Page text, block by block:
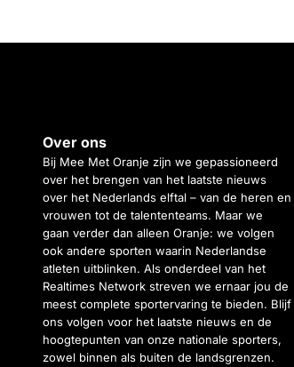
Over ons
Bij Mee Met Oranje zijn we gepassioneerd
over het brengen van het laatste nieuws
over het Nederlands elftal – van de heren en
vrouwen tot de talententeams. Maar we
gaan verder dan alleen Oranje: we volgen
ook andere sporten waarin Nederlandse
atleten uitblinken. Als onderdeel van het
Realtimes Network streven we ernaar jou de
meest complete sportervaring te bieden. Blijf
ons volgen voor het laatste nieuws en de
hoogtepunten van onze nationale sporters,
zowel binnen als buiten de landsgrenzen.